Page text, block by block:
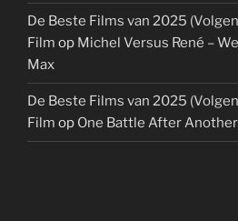
De Beste Films van 2025
Film op Michel Versus René –
Max
De Beste Films van 2025
Film op One Battle After